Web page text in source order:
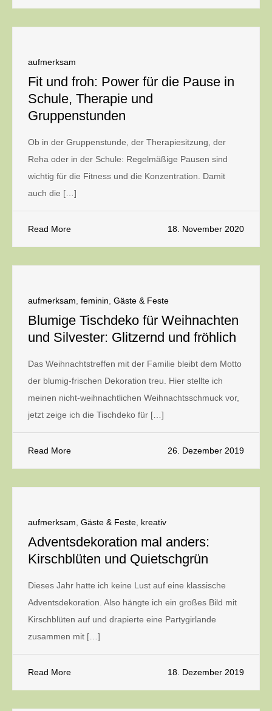
aufmerksam
Fit und froh: Power für die Pause in
Schule, Therapie und
Gruppenstunden
Ob in der Gruppenstunde, der Therapiesitzung, der
Reha oder in der Schule: Regelmäßige Pausen sind
wichtig für die Fitness und die Konzentration. Damit
auch die […]
Read More 18. November 2020
aufmerksam feminin Gäste & Feste
Blumige Tischdeko für Weihnachten
und Silvester: Glitzernd und fröhlich
Das Weihnachtstreffen mit der Familie bleibt dem Motto
der blumig-frischen Dekoration treu. Hier stellte ich
meinen nicht-weihnachtlichen Weihnachtsschmuck vor,
jetzt zeige ich die Tischdeko für […]
Read More 26. Dezember 2019
aufmerksam Gäste & Feste kreativ
Adventsdekoration mal anders:
Kirschblüten und Quietschgrün
Dieses Jahr hatte ich keine Lust auf eine klassische
Adventsdekoration. Also hängte ich ein großes Bild mit
Kirschblüten auf und drapierte eine Partygirlande
zusammen mit […]
Read More 18. Dezember 2019